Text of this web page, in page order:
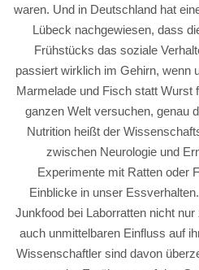
waren. Und in Deutschland hat
Lübeck nachgewiesen, dass
Frühstücks das soziale
passiert wirklich im Gehirn, wenn
Marmelade und Fisch statt Wurst
ganzen Welt versuchen, genau
Nutrition heißt der
zwischen Neurologie und
Experimente mit Ratten oder
Einblicke in unser
Junkfood bei Laborratten nicht
auch unmittelbaren Einfluss auf
Wissenschaftler sind davon